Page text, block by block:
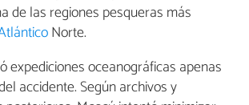
de las regiones pesqueras más
Norte.
expediciones oceanográficas apenas
accidente. Según archivos y